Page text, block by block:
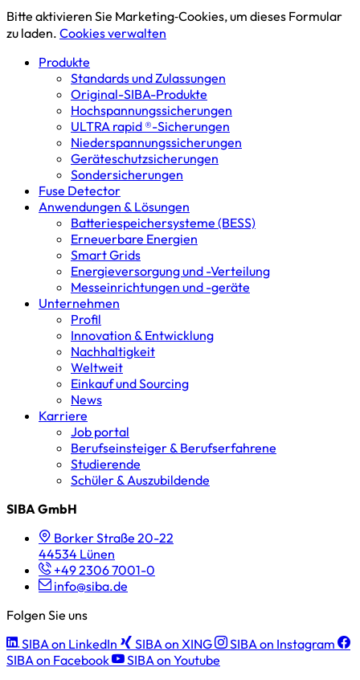
Bitte aktivieren Sie Marketing‑Cookies, um dieses Formular
zu laden. Cookies verwalten
Produkte
Standards und Zulassungen
Original-SIBA-Produkte
Hochspannungs­sicherungen
ULTRA rapid ®-Sicherungen
Niederspannungs­sicherungen
Geräteschutz­sicherungen
Sondersicherungen
Fuse Detector
Anwendungen & Lösungen
Batterie­speicher­systeme (BESS)
Erneuerbare Energien
Smart Grids
Energieversorgung und -Verteilung
Messeinrichtungen und -geräte
Unternehmen
Profil
Innovation & Entwicklung
Nachhaltigkeit
Weltweit
Einkauf und Sourcing
News
Karriere
Job portal
Berufseinsteiger & Berufserfahrene
Studierende
Schüler & Auszubildende
SIBA GmbH
Borker Straße 20-22
44534 Lünen
+49 2306 7001-0
info@siba.de
Folgen Sie uns
SIBA on LinkedIn
SIBA on XING
SIBA on Instagram
SIBA on Facebook
SIBA on Youtube